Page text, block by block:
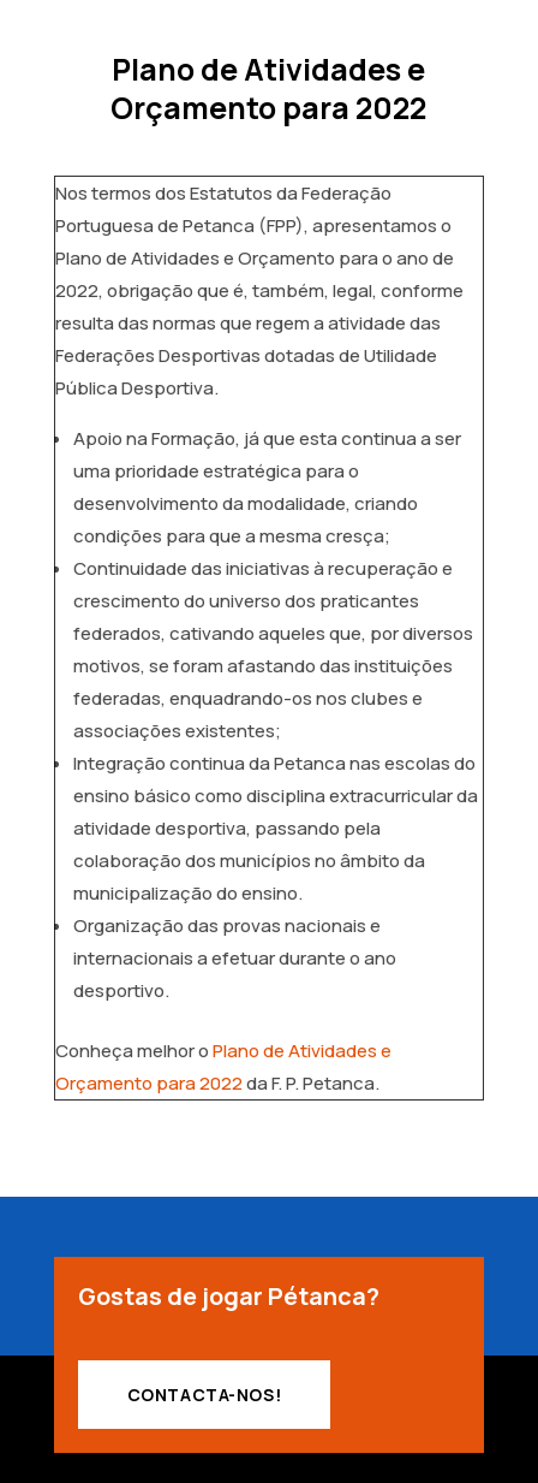
Plano de Atividades e
Orçamento para 2022
Nos termos dos Estatutos da Federação
Portuguesa de Petanca (FPP), apresentamos o
Plano de Atividades e Orçamento para o ano de
2022, obrigação que é, também, legal, conforme
resulta das normas que regem a atividade das
Federações Desportivas dotadas de Utilidade
Pública Desportiva.
Apoio na Formação, já que esta continua a ser
uma prioridade estratégica para o
desenvolvimento da modalidade, criando
condições para que a mesma cresça;
Continuidade das iniciativas à recuperação e
crescimento do universo dos praticantes
federados, cativando aqueles que, por diversos
motivos, se foram afastando das instituições
federadas, enquadrando-os nos clubes e
associações existentes;
Integração continua da Petanca nas escolas do
ensino básico como disciplina extracurricular da
atividade desportiva, passando pela
colaboração dos municípios no âmbito da
municipalização do ensino.
Organização das provas nacionais e
internacionais a efetuar durante o ano
desportivo.
Conheça melhor oPlano de Atividades e
Orçamento para 2022da F. P. Petanca.
Gostas de jogar Pétanca?
CONTACTA-NOS!